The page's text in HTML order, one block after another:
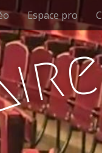
Espace pro
ir